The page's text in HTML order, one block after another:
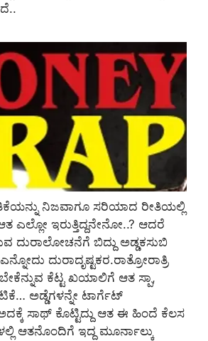
ನಿಜವಾಗೂ ಸರಿಯಾದ ರೀತಿಯಲ್ಲಿ
ಎಲ್ಲೋ ಇರುತ್ತಿದ್ದನೇನೋ..? ಆದರೆ
ದುರಾಲೋಚನೆಗೆ ಬಿದ್ದು ಅಡ್ಡಕಸುಬಿ
ದುರಾದೃಷ್ಟಕರ.ರಾತ್ರೋರಾತ್ರಿ
ಕೆಟ್ಟ ಖಯಾಲಿಗೆ ಆತ ಸ್ಪಾ,
ಅಡ್ಡೆಗಳನ್ನೇ ಟಾರ್ಗೆಟ್
ಸಾಥ್ ಕೊಟ್ಟಿದ್ದು ಆತ ಈ ಹಿಂದೆ ಕೆಲಸ
ಆತನೊಂದಿಗೆ ಇದ್ದ ಮೂರ್ನಾಲ್ಕು